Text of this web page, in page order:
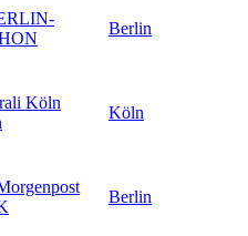
Berlin
Köln
Köln
Berlin